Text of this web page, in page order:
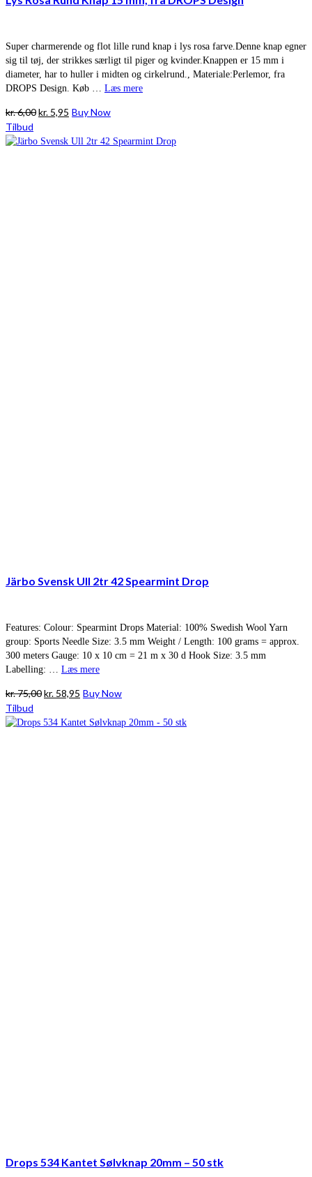
Super charmerende og flot lille rund knap i lys rosa farve.Denne knap egner
sig til tøj, der strikkes særligt til piger og kvinder.Knappen er 15 mm i
diameter, har to huller i midten og cirkelrund., Materiale:Perlemor, fra
DROPS Design. Køb … Læs mere
kr.6,00Den
pris
kr. 5,95 Den
pris
Buy Now
Tilbud
Järbo Svensk Ull 2tr 42 Spearmint Drop
Features: Colour: Spearmint Drops Material: 100% Swedish Wool Yarn
group: Sports Needle Size: 3.5 mm Weight / Length: 100 grams = approx.
300 meters Gauge: 10 x 10 cm = 21 m x 30 d Hook Size: 3.5 mm
Labelling: … Læs mere
kr.75,00Den
pris
kr. 58,95 Den
pris
Buy Now
Tilbud
Drops 534 Kantet Sølvknap 20mm – 50 stk